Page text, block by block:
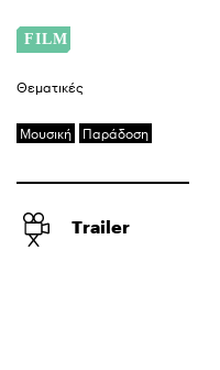
Θεματικές
Μουσική Παράδοση
Trailer